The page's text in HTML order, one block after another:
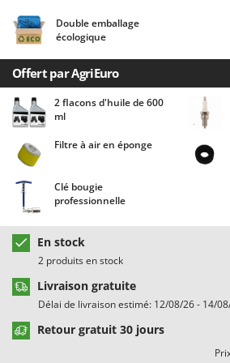
Cisailles à gazon à batterie
Cisailles taille-haies manuelles
Climatiseurs
Compresseurs d'air électriques
Compresseurs pour la récolte
Coupe-bordures - Trimmers
Coupe-branches
Couveuses à œufs
Cultivateurs Tiller à ressorts -
D
Débroussailleuses
Décompacteurs agricoles
Découpeurs plasma
Batavia
Benassi
Beper
Berkel
Besser Vacuum
Bestway
Beta tools
Bissell
Black & Decker
BlackStone
Blue Bird
Double emballage
écologique
Offert par AgriEuro
2 flacons d'huile de 600
ml
Filtre à air en éponge
Clé bougie
professionnelle
En stock
2 produits en stock
Livraison gratuite
Délai de livraison estimé: 12/08/26 - 14/
Retour gratuit 30 jours